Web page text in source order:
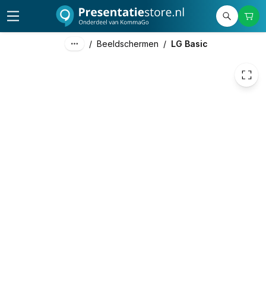
/ Beeldschermen / LG Basic
€ 555,39